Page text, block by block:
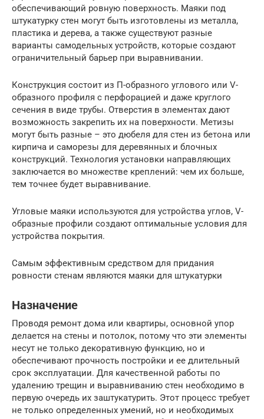
обеспечивающий ровную поверхность. Маяки под
штукатурку стен могут быть изготовлены из металла,
пластика и дерева, а также существуют разные
варианты самодельных устройств, которые создают
ограничительный барьер при выравнивании.
Конструкция состоит из П-образного углового или V-
образного профиля с перфорацией и даже круглого
сечения в виде трубы. Отверстия в элементах дают
возможность закрепить их на поверхности. Метизы
могут быть разные – это дюбеля для стен из бетона или
кирпича и саморезы для деревянных и блочных
конструкций. Технология установки направляющих
заключается во множестве креплений: чем их больше,
тем точнее будет выравнивание.
Угловые маяки используются для устройства углов, V-
образные профили создают оптимальные условия для
устройства покрытия.
Самым эффективным средством для придания
ровности стенам являются маяки для штукатурки
Назначение
Проводя ремонт дома или квартиры, основной упор
делается на стены и потолок, потому что эти элементы
несут не только декоративную функцию, но и
обеспечивают прочность постройки и ее длительный
срок эксплуатации. Для качественной работы по
удалению трещин и выравниванию стен необходимо в
первую очередь их заштукатурить. Этот процесс требует
не только определенных умений, но и необходимых